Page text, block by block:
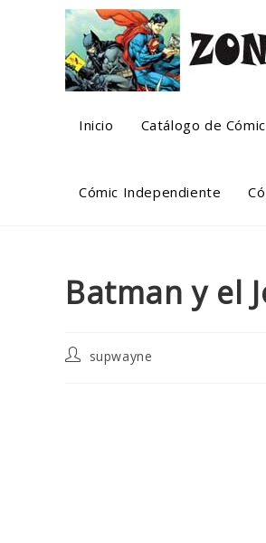
Inicio Catálogo de
Cómic Independiente
Batman y el
Postsupwayne